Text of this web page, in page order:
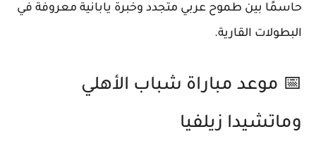
حاسمًا بين طموح عربي متجدد وخبرة يابانية معروفة في
البطولات القارية.
📅 موعد مباراة شباب الأهلي
وماتشيدا زيلفيا